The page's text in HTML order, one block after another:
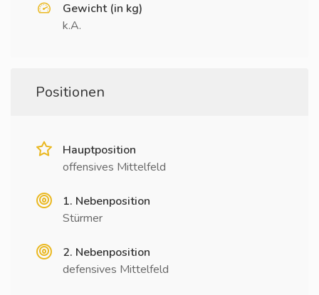
Gewicht (in kg)
k.A.
Positionen
Hauptposition
offensives Mittelfeld
1. Nebenposition
Stürmer
2. Nebenposition
defensives Mittelfeld